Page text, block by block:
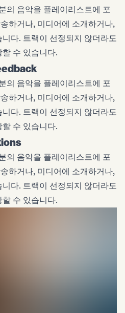
의 음악을 플레이리스트에 포
하거나, 미디어에 소개하거나,
다. 트랙이 선정되지 않더라도
수 있습니다.
의 음악을 플레이리스트에 포
하거나, 미디어에 소개하거나,
다. 트랙이 선정되지 않더라도
수 있습니다.
의 음악을 플레이리스트에 포
하거나, 미디어에 소개하거나,
다. 트랙이 선정되지 않더라도
수 있습니다.